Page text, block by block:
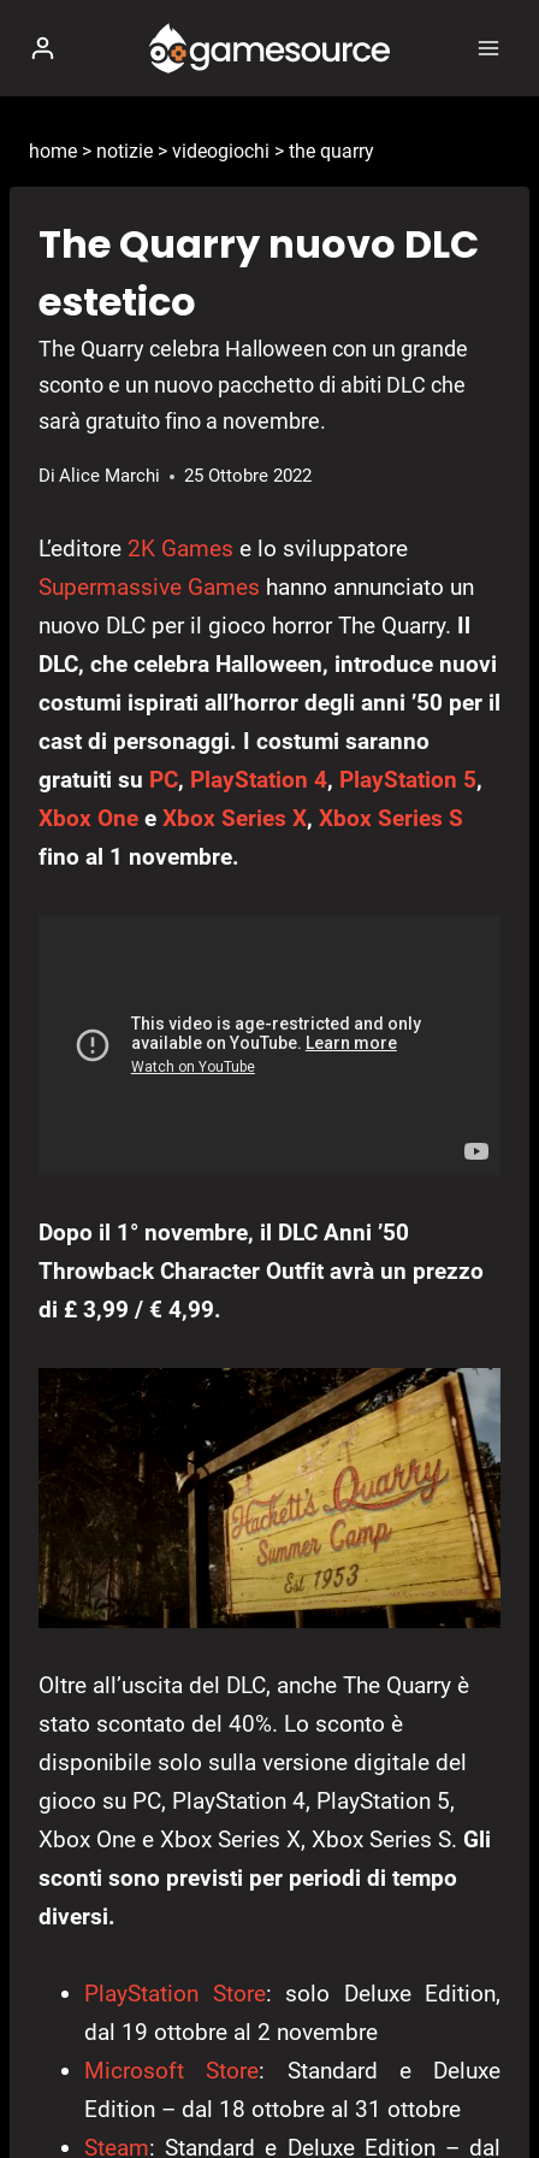
contenuto
home > notizie > videogiochi > the quarry
The Quarry nuovo DLC
estetico
The Quarry celebra Halloween con un grande
sconto e un nuovo pacchetto di abiti DLC che
sarà gratuito fino a novembre.
Di Alice Marchi 25 Ottobre 2022
L’editore 2K Games e lo sviluppatore
Supermassive Games hanno annunciato un
nuovo DLC per il gioco horror The Quarry. Il
DLC, che celebra Halloween, introduce nuovi
costumi ispirati all’horror degli anni ’50 per il
cast di personaggi. I costumi saranno
gratuiti su PC, PlayStation 4, PlayStation 5,
Xbox One e Xbox Series X, Xbox Series S
fino al 1 novembre.
Dopo il 1° novembre, il DLC Anni ’50
Throwback Character Outfit avrà un prezzo
di £ 3,99 / € 4,99.
Oltre all’uscita del DLC, anche The Quarry è
stato scontato del 40%. Lo sconto è
disponibile solo sulla versione digitale del
gioco su PC, PlayStation 4, PlayStation 5,
Xbox One e Xbox Series X, Xbox Series S. Gli
sconti sono previsti per periodi di tempo
diversi.
PlayStation Store: solo Deluxe Edition,
dal 19 ottobre al 2 novembre
Microsoft Store: Standard e Deluxe
Edition – dal 18 ottobre al 31 ottobre
Steam: Standard e Deluxe Edition – dal